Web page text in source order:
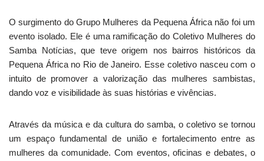
O surgimento do Grupo Mulheres da Pequena África não foi um
evento isolado. Ele é uma ramificação do Coletivo Mulheres do
Samba Notícias, que teve origem nos bairros históricos da
Pequena África no Rio de Janeiro. Esse coletivo nasceu com o
intuito de promover a valorização das mulheres sambistas,
dando voz e visibilidade às suas histórias e vivências.
Através da música e da cultura do samba, o coletivo se tornou
um espaço fundamental de união e fortalecimento entre as
mulheres da comunidade. Com eventos, oficinas e debates, o